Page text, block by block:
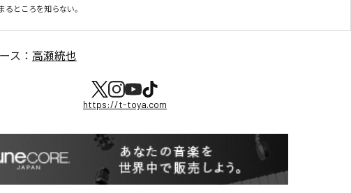
るところを知らない。
ス： 高瀬統也
https://t-toya.com